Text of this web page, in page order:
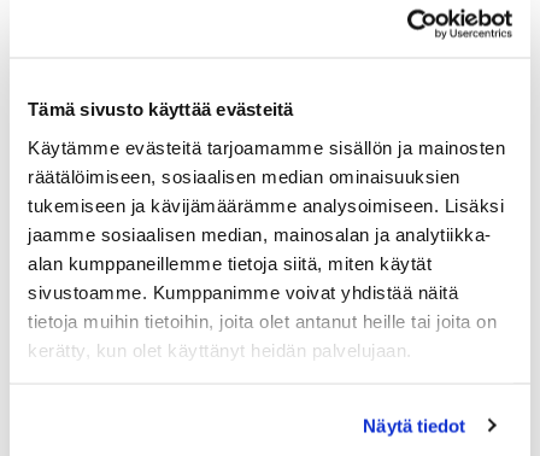
Tämä sivusto käyttää evästeitä
Käytämme evästeitä tarjoamamme sisällön ja mainosten
räätälöimiseen, sosiaalisen median ominaisuuksien
tukemiseen ja kävijämäärämme analysoimiseen. Lisäksi
jaamme sosiaalisen median, mainosalan ja analytiikka-
alan kumppaneillemme tietoja siitä, miten käytät
sivustoamme. Kumppanimme voivat yhdistää näitä
tietoja muihin tietoihin, joita olet antanut heille tai joita on
kerätty, kun olet käyttänyt heidän palvelujaan.
Näytä tiedot
ALESSI NOÈ VIINI- JA SHAMPANJAPULLONK
ORKKI
Alessin Noé -sarjan pullonkorkki mukautuu sekä
shampanja- että viinipulloihin. Korkkia pyörittämällä
sisäosa laajenee tehden erikokoisista pulloista tiiviitä.